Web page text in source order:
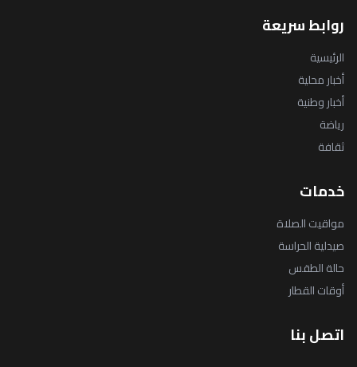
روابط سريعة
الرئيسية
أخبار محلية
أخبار وطنية
رياضة
ثقافة
خدمات
مواقيت الصلاة
صيدلية الحراسة
حالة الطقس
أوقات القطار
اتصل بنا